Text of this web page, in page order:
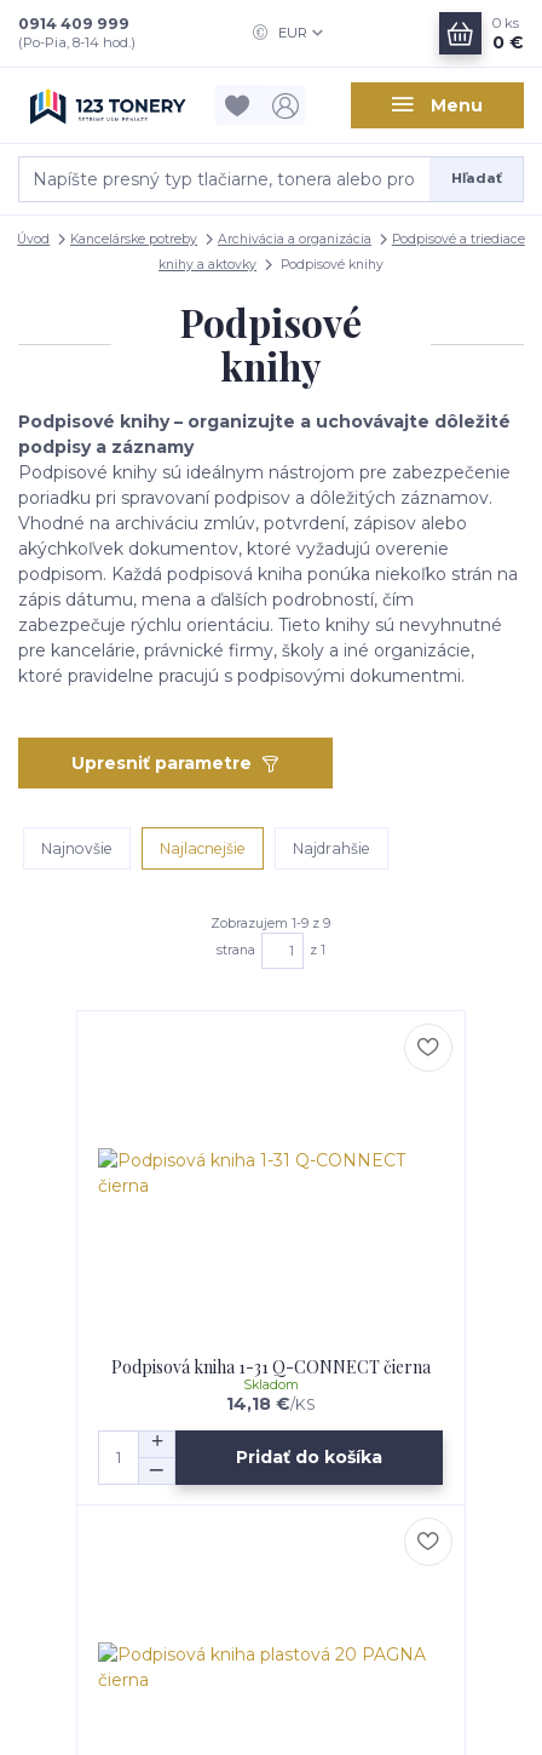
Menu
EUR
Hľadať
0914 409 999
(Po-Pia, 8-14 hod.)
0 ks
0 €
Úvod Kancelárske potreby Archivácia a organizácia
Podpisové a triediace
knihy a aktovky
Podpisové knihy
Podpisové
knihy
Podpisové knihy – organizujte a uchovávajte dôležité
podpisy a záznamy
Podpisové knihy sú ideálnym nástrojom pre zabezpečenie
poriadku pri spravovaní podpisov a dôležitých záznamov.
Vhodné na archiváciu zmlúv, potvrdení, zápisov alebo
akýchkoľvek dokumentov, ktoré vyžadujú overenie
podpisom. Každá podpisová kniha ponúka niekoľko strán na
zápis dátumu, mena a ďalších podrobností, čím
zabezpečuje rýchlu orientáciu. Tieto knihy sú nevyhnutné
pre kancelárie, právnické firmy, školy a iné organizácie,
ktoré pravidelne pracujú s podpisovými dokumentmi.
Upresniť parametre
Najnovšie Najlacnejšie Najdrahšie
Zobrazujem 1-9 z 9
strana
z 1
Podpisová kniha 1-31 Q-CONNECT čierna
14,18 €/KS
Skladom
Pridať do košíka